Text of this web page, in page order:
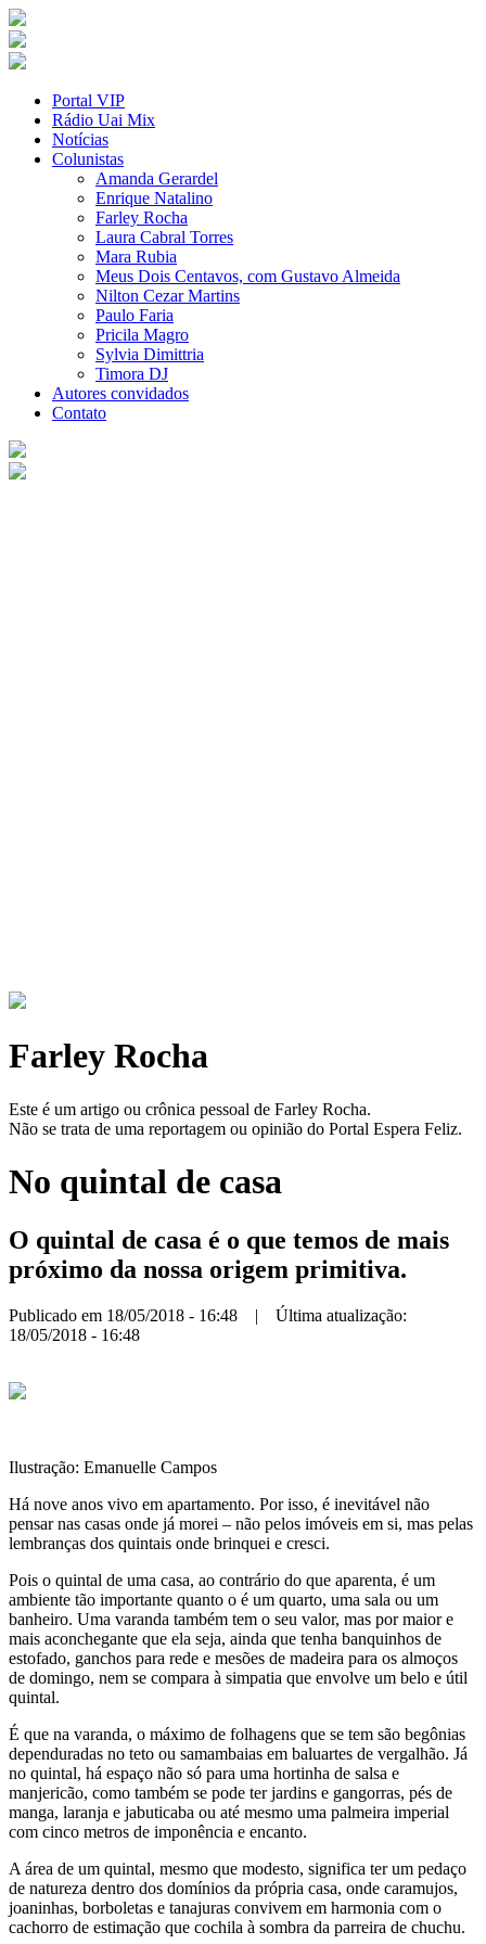
Portal VIP
Rádio Uai Mix
Notícias
Colunistas
Amanda Gerardel
Enrique Natalino
Farley Rocha
Laura Cabral Torres
Mara Rubia
Meus Dois Centavos, com Gustavo Almeida
Nilton Cezar Martins
Paulo Faria
Pricila Magro
Sylvia Dimittria
Timora DJ
Autores convidados
Contato
Farley Rocha
Este é um artigo ou crônica pessoal de Farley Rocha.
Não se trata de uma reportagem ou opinião do Portal Espera Feliz.
No quintal de casa
O quintal de casa é o que temos de mais
próximo da nossa origem primitiva.
Publicado em 18/05/2018 - 16:48 | Última atualização:
18/05/2018 - 16:48
Ilustração: Emanuelle Campos
Há nove anos vivo em apartamento. Por isso, é inevitável não
pensar nas casas onde já morei – não pelos imóveis em si, mas pelas
lembranças dos quintais onde brinquei e cresci.
Pois o quintal de uma casa, ao contrário do que aparenta, é um
ambiente tão importante quanto o é um quarto, uma sala ou um
banheiro. Uma varanda também tem o seu valor, mas por maior e
mais aconchegante que ela seja, ainda que tenha banquinhos de
estofado, ganchos para rede e mesões de madeira para os almoços
de domingo, nem se compara à simpatia que envolve um belo e útil
quintal.
É que na varanda, o máximo de folhagens que se tem são begônias
dependuradas no teto ou samambaias em baluartes de vergalhão. Já
no quintal, há espaço não só para uma hortinha de salsa e
manjericão, como também se pode ter jardins e gangorras, pés de
manga, laranja e jabuticaba ou até mesmo uma palmeira imperial
com cinco metros de imponência e encanto.
A área de um quintal, mesmo que modesto, significa ter um pedaço
de natureza dentro dos domínios da própria casa, onde caramujos,
joaninhas, borboletas e tanajuras convivem em harmonia com o
cachorro de estimação que cochila à sombra da parreira de chuchu.